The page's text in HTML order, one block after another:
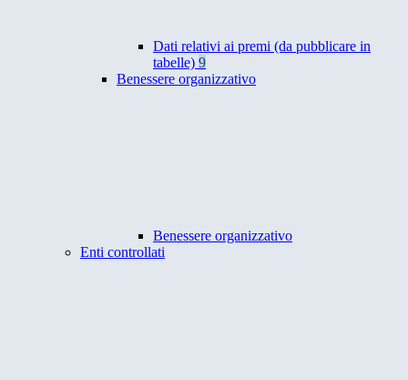
Dati relativi ai premi (da pubblicare in
tabelle) 9
Benessere organizzativo
Benessere organizzativo
Enti controllati